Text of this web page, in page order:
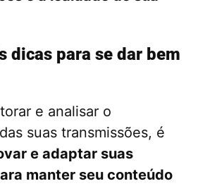
dicas para se dar bem
e analisar o
suas transmissões, é
e adaptar suas
manter seu conteúdo